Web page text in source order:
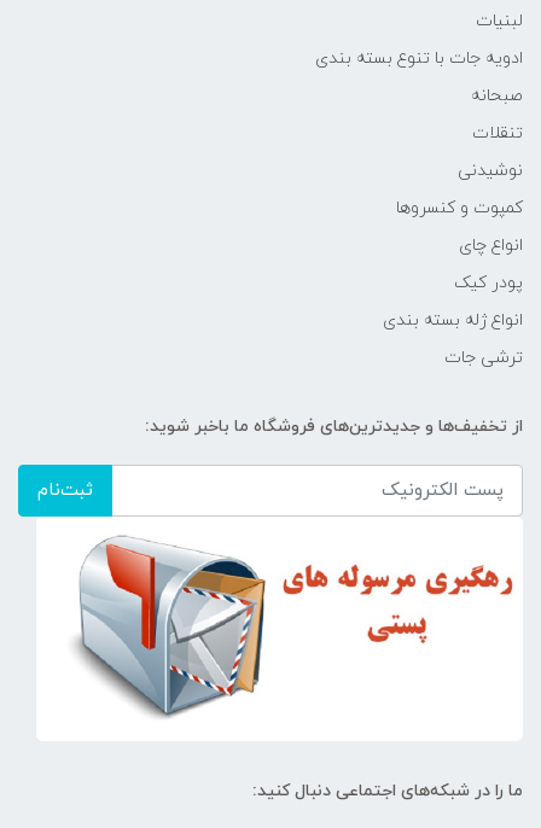
لبنیات
ادویه جات با تنوع بسته بندی
صبحانه
تنقلات
نوشیدنی
کمپوت و کنسروها
انواع چای
پودر کیک
انواع ژله بسته بندی
ترشی جات
از تخفیف‌ها و جدیدترین‌های فروشگاه ما باخبر شوید:
ثبت‌نام
ما را در شبکه‌های اجتماعی دنبال کنید: